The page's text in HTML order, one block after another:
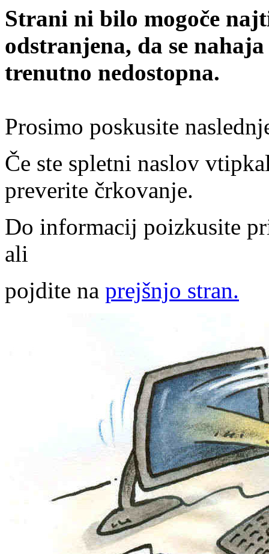
Strani ni bilo mogoče
odstranjena, da se
trenutno nedostopna.
Prosimo poskusite
Če ste spletni naslov
preverite črkovanje.
Do informacij poizkusite
ali
pojdite na prejšnjo stran.